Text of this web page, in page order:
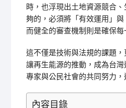
時，也浮現出土地資源競合
夠的，必須將「有效運用」
而健全的審查機制則是確保
這不僅是技術與法規的課題
讓再生能源的推動，成為台
專家與公民社會的共同努力
內容目錄